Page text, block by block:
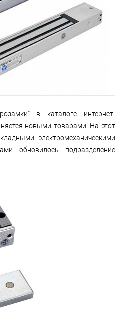
в каталоге интернет-
новыми товарами. На этот
электромеханическими
обновилось подразделение